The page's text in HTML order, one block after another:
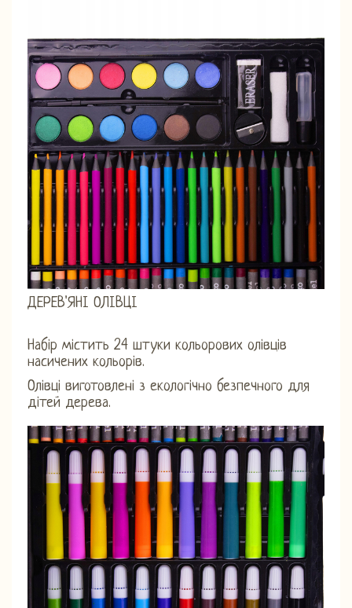
ДЕРЕВ'ЯНІ ОЛІВЦІ
Набір містить 24 штуки кольорових олівців
насичених кольорів.
Олівці виготовлені з екологічно безпечного для
дітей дерева.